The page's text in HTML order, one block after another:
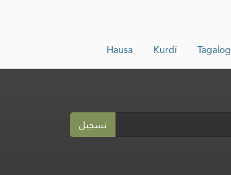
Tagalog
Kurdî
Hausa
تسجيل